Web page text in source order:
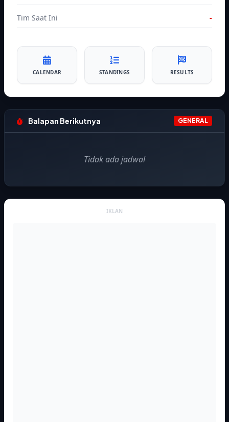
Tim Saat Ini -
CALENDAR STANDINGS RESULTS
Balapan Berikutnya GENERAL
Tidak ada jadwal
IKLAN